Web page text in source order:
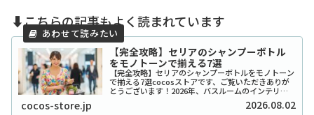
⬇️こちらの記事もよく読まれています
【完全攻略】セリアのシャンプーボトル
をモノトーンで揃える7選
【完全攻略】セリアのシャンプーボトルをモノトーン
で揃える7選cocosストアです、ご覧いただきありが
とうございます！2026年、バスルームのインテリア
をワンランク上げたいと考えているあなたに、セリア
のシャンプーボトル（モノトーン）はまさに救...
cocos-store.jp 2026.08.02